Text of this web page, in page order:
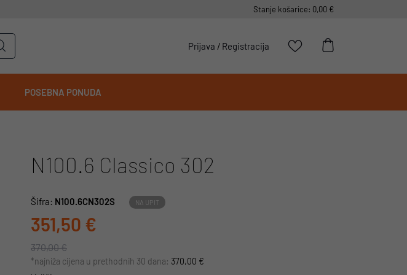
Stanje košarice: 0,00 €
Prijava / Registracija
POSEBNA PONUDA
N100.6 Classico 302
Šifra: N100.6CN302S NA UPIT
351,50 €
370,00 €
*najniža cijena u prethodnih 30 dana: 370,00 €